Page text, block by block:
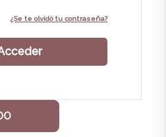
¿Se te olvidó tu contraseña?